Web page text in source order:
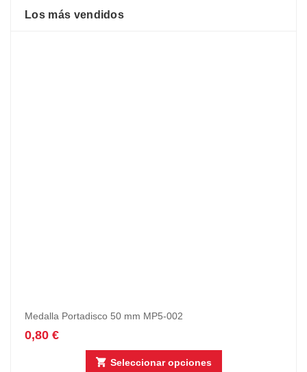
Los más vendidos
Medalla Portadisco 50 mm MP5-002
0,80 €
Seleccionar opciones